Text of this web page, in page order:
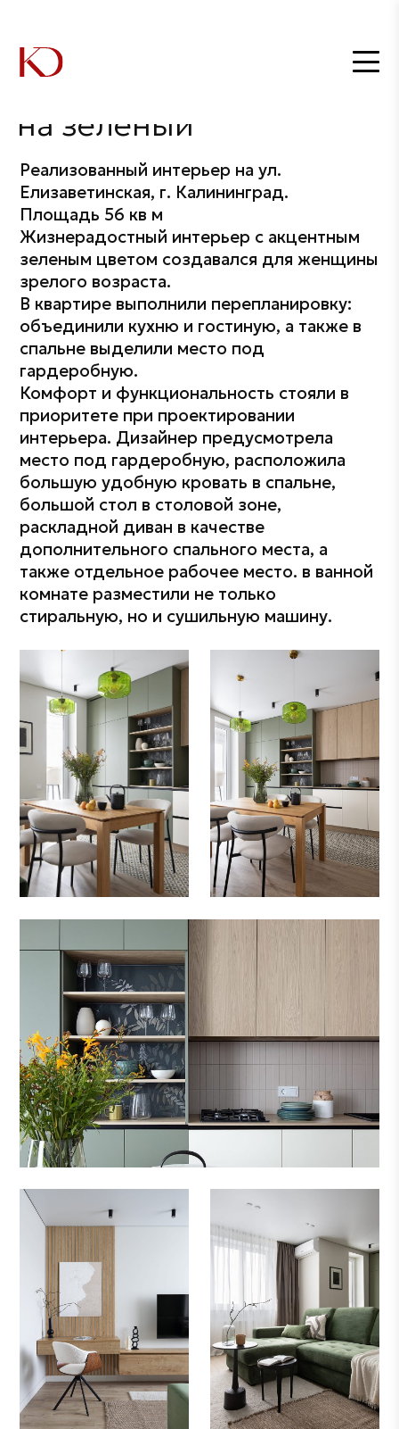
Главная Дизайнеры
на зеленый
Реализованный интерьер на ул.
Елизаветинская, г. Калининград.
Площадь 56 кв м
Жизнерадостный интерьер с акцентным
зеленым цветом создавался для женщины
зрелого возраста.
В квартире выполнили перепланировку:
объединили кухню и гостиную, а также в
спальне выделили место под
гардеробную.
Комфорт и функциональность стояли в
приоритете при проектировании
интерьера. Дизайнер предусмотрела
место под гардеробную, расположила
большую удобную кровать в спальне,
большой стол в столовой зоне,
раскладной диван в качестве
дополнительного спального места, а
также отдельное рабочее место. в ванной
комнате разместили не только
стиральную, но и сушильную машину.